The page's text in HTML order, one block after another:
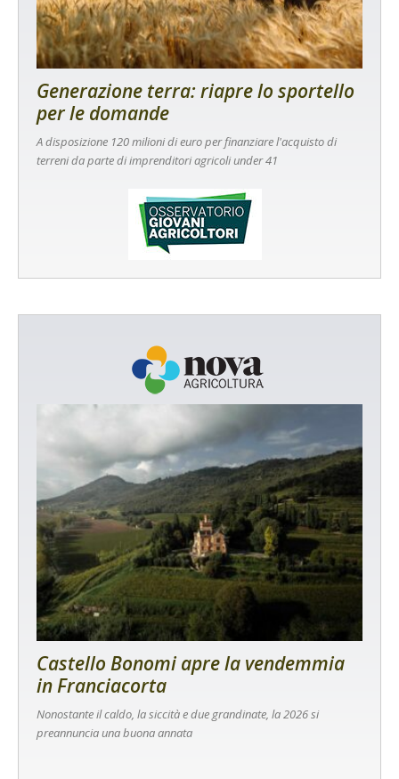
Generazione terra: riapre lo sportello
per le domande
A disposizione 120 milioni di euro per finanziare l'acquisto di
terreni da parte di imprenditori agricoli under 41
Castello Bonomi apre la vendemmia
in Franciacorta
Nonostante il caldo, la siccità e due grandinate, la 2026 si
preannuncia una buona annata